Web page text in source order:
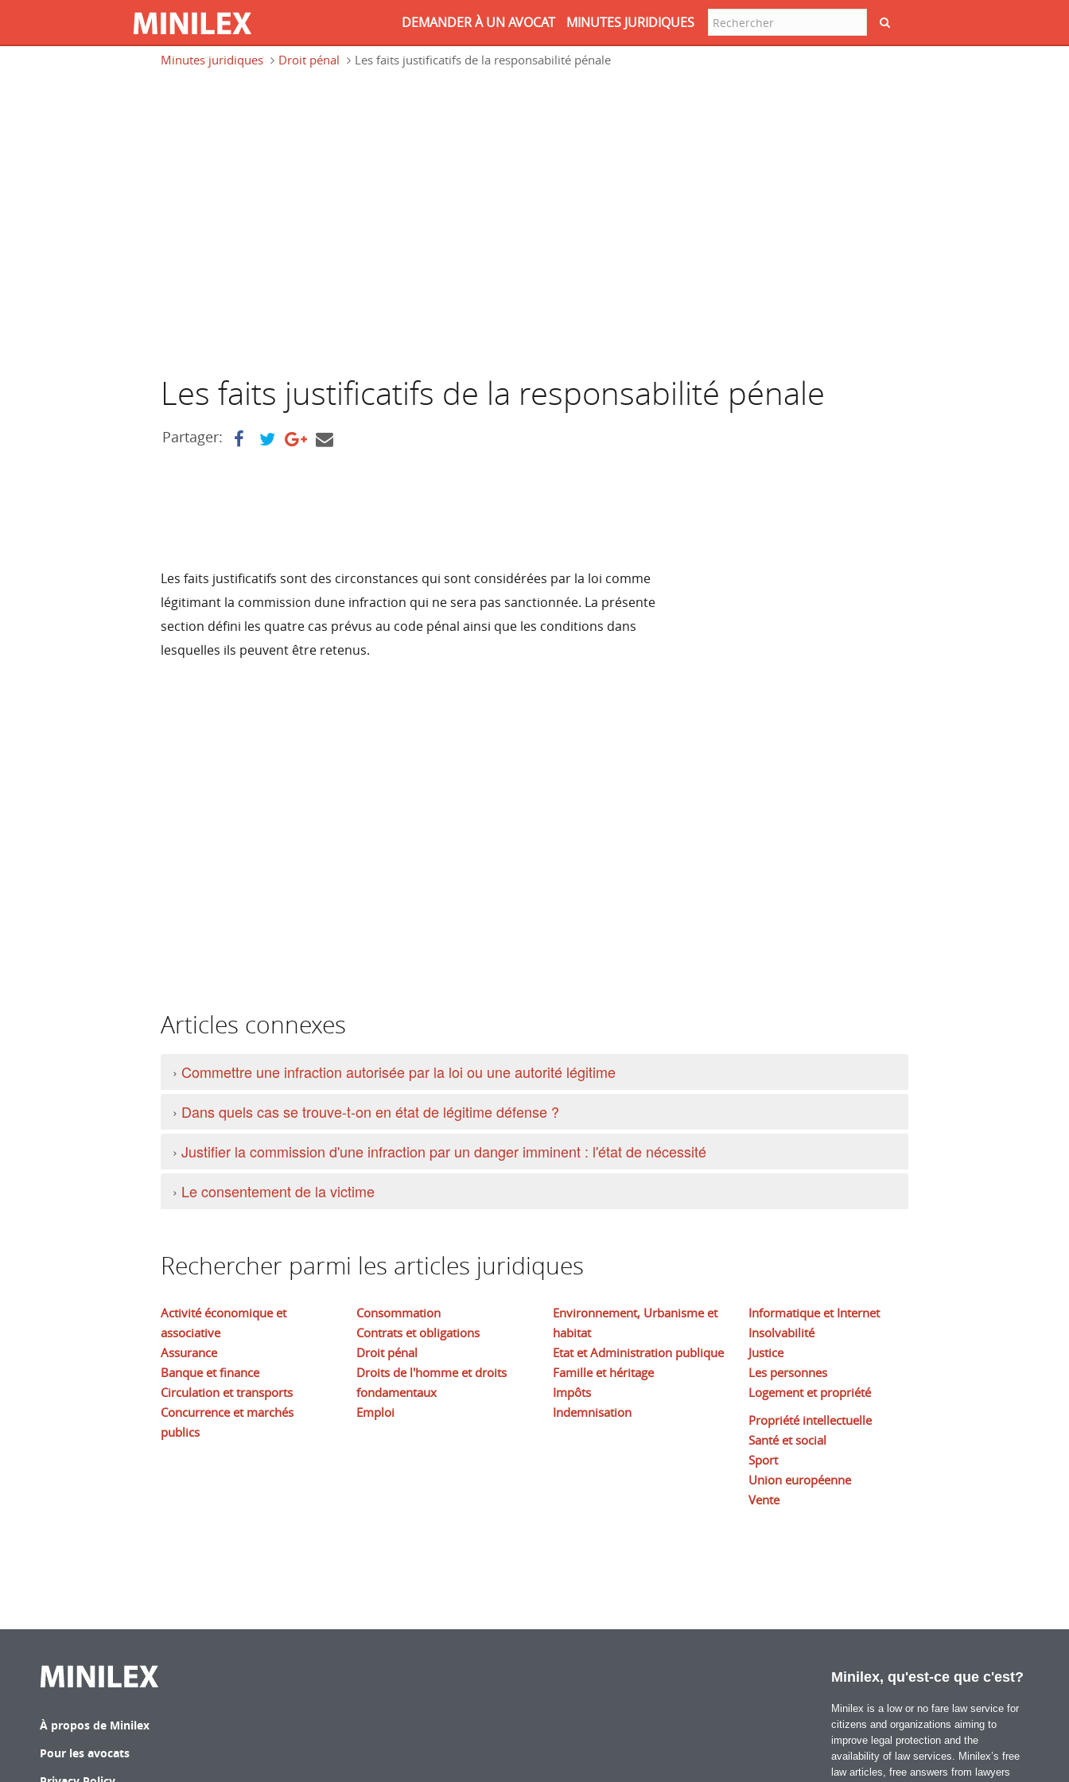
Aller au contenu principal Rechercher
DEMANDER À UN AVOCAT MINUTES JURIDIQUES
Minutes juridiques Droit pénal Les faits justificatifs de la responsabilité pénale
Les faits justificatifs de la responsabilité pénale
Partager:
Les faits justificatifs sont des circonstances qui sont considérées par la loi comme
légitimant la commission dune infraction qui ne sera pas sanctionnée. La présente
section défini les quatre cas prévus au code pénal ainsi que les conditions dans
lesquelles ils peuvent être retenus.
Articles connexes
› Commettre une infraction autorisée par la loi ou une autorité légitime
› Dans quels cas se trouve-t-on en état de légitime défense ?
› Justifier la commission d'une infraction par un danger imminent : l'état de nécessité
› Le consentement de la victime
Rechercher parmi les articles juridiques
Activité économique et
associative
Assurance
Banque et finance
Circulation et transports
Concurrence et marchés
publics
Consommation
Contrats et obligations
Droit pénal
Droits de l'homme et droits
fondamentaux
Emploi
Environnement, Urbanisme et
habitat
Etat et Administration publique
Famille et héritage
Impôts
Indemnisation
Informatique et Internet
Insolvabilité
Justice
Les personnes
Logement et propriété
Propriété intellectuelle
Santé et social
Sport
Union européenne
Vente
À propos de Minilex
Pour les avocats
Minilex, qu'est-ce que c'est?
Minilex is a low or no fare law service for
citizens and organizations aiming to
improve legal protection and the
availability of law services. Minilex’s free
law articles, free answers from lawyers